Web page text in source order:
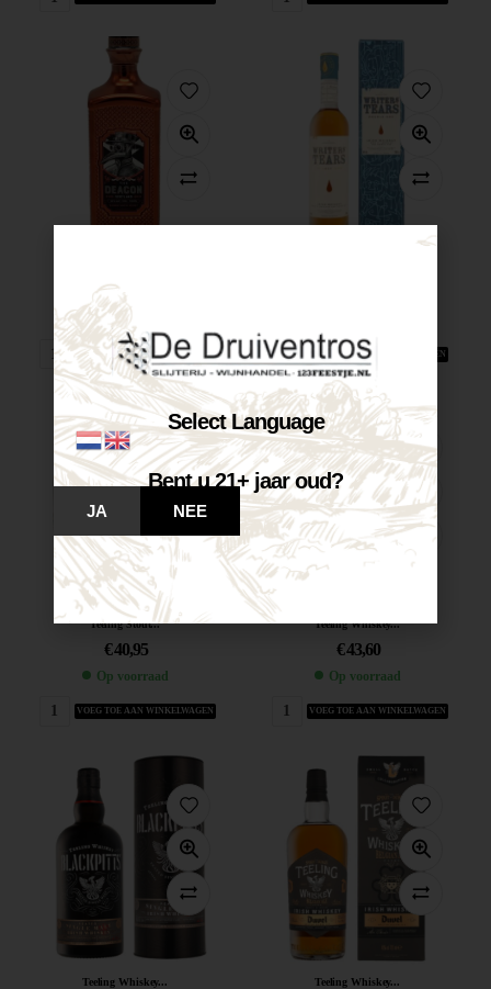
€ 39,95
Op voorraad
VOEG TOE AAN WINKELWAGEN VOEG TOE AAN WINKELWAGEN
Teeling Stout...
€40,95
Op voorraad
VOEG TOE AAN WINKELWAGEN
Teeling Whiskey...
€43,60
Op voorraad
VOEG TOE AAN WINKELWAGEN
Teeling Whiskey... Teeling Whiskey...
Select Language
Bent u 21+ jaar oud?
JA NEE